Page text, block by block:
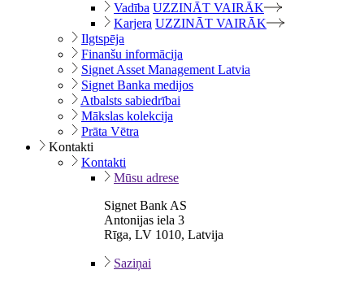
Vadība UZZINĀT VAIRĀK
Karjera UZZINĀT VAIRĀK
Ilgtspēja
Finanšu informācija
Signet Asset Management Latvia
Signet Banka medijos
Atbalsts sabiedrībai
Mākslas kolekcija
Prāta Vētra
Kontakti
Kontakti
Mūsu adrese
Signet Bank AS
Antonijas iela 3
Rīga, LV 1010, Latvija
Saziņai